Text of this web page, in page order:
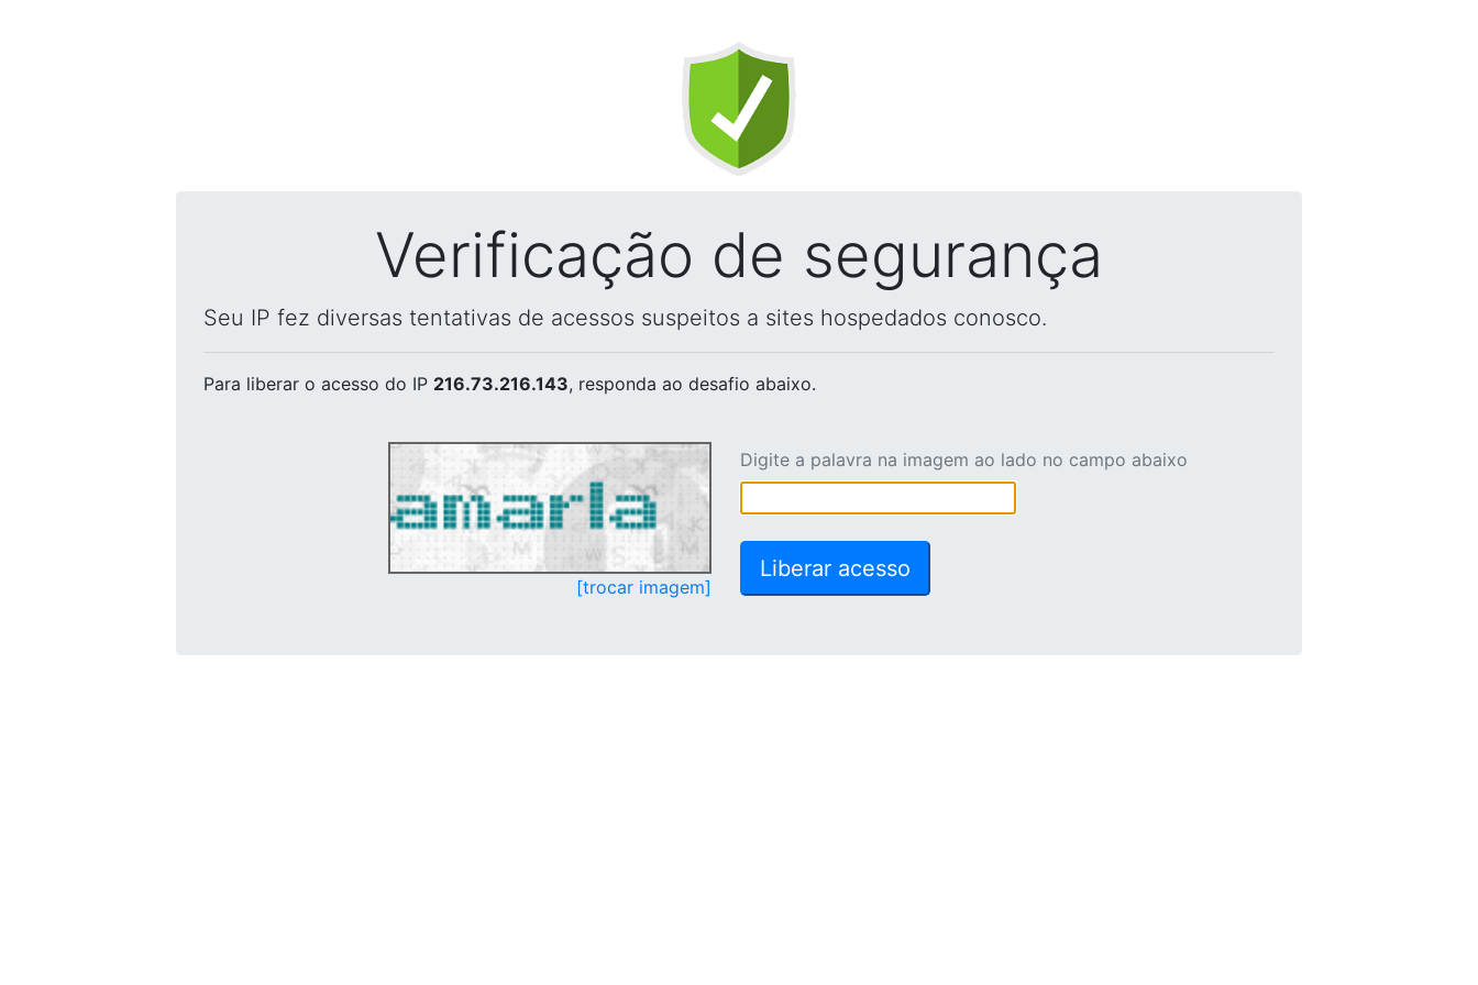
Verificação de segurança
Seu IP fez diversas tentativas de acessos suspeitos a sites hospedados conosco.
Para liberar o acesso do IP 216.73.216.143, responda ao desafio abaixo.
[trocar imagem]
Digite a palavra na imagem ao lado no campo abaixo